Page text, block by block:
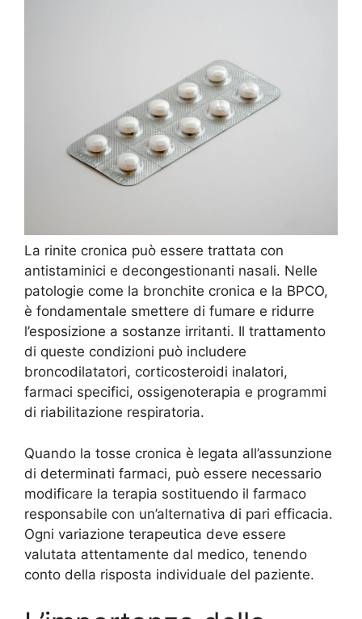
La rinite cronica può essere trattata con
antistaminici e decongestionanti nasali. Nelle
patologie come la bronchite cronica e la BPCO,
è fondamentale smettere di fumare e ridurre
l’esposizione a sostanze irritanti. Il trattamento
di queste condizioni può includere
broncodilatatori, corticosteroidi inalatori,
farmaci specifici, ossigenoterapia e programmi
di riabilitazione respiratoria.
Quando la tosse cronica è legata all’assunzione
di determinati farmaci, può essere necessario
modificare la terapia sostituendo il farmaco
responsabile con un’alternativa di pari efficacia.
Ogni variazione terapeutica deve essere
valutata attentamente dal medico, tenendo
conto della risposta individuale del paziente.